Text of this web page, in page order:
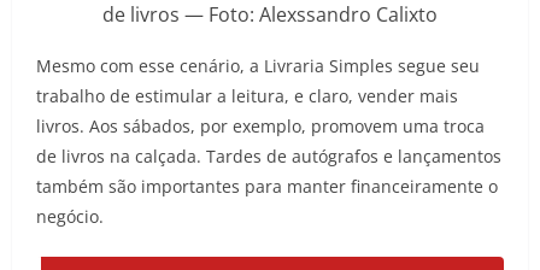
de livros — Foto: Alexssandro Calixto
Mesmo com esse cenário, a Livraria Simples segue seu
trabalho de estimular a leitura, e claro, vender mais
livros. Aos sábados, por exemplo, promovem uma troca
de livros na calçada. Tardes de autógrafos e lançamentos
também são importantes para manter financeiramente o
negócio.